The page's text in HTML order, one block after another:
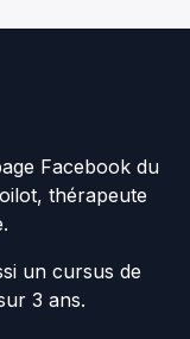
Facebook du
thérapeute
un cursus de
3 ans.